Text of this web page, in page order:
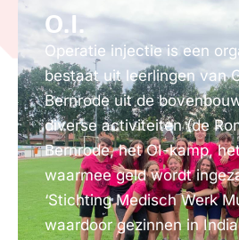
O.I.
Operatie injectie is een
bestaat uit leerlingen van
Bernrode uit de
diverse activiteiten (de
Bernrode, het OI-kamp,
waarmee geld wordt
‘Stichting Medisch Werk
waardoor gezinnen in